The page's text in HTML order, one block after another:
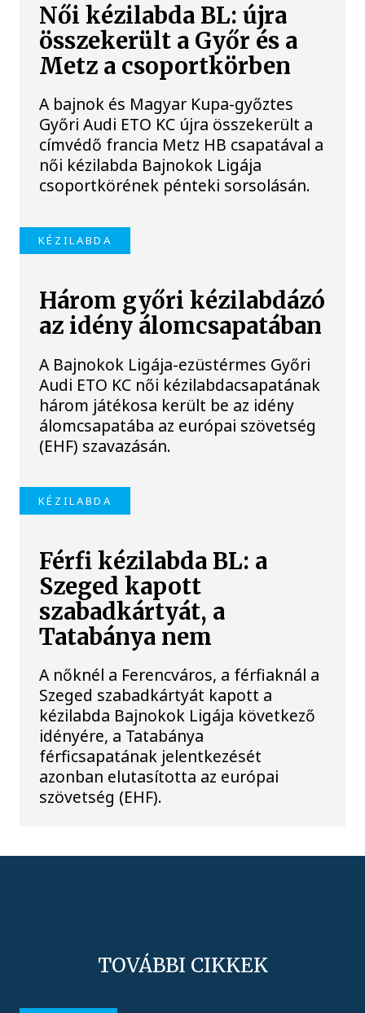
Női kézilabda BL: újra
összekerült a Győr és a
Metz a csoportkörben
A bajnok és Magyar Kupa-győztes
Győri Audi ETO KC újra összekerült a
címvédő francia Metz HB csapatával a
női kézilabda Bajnokok Ligája
csoportkörének pénteki sorsolásán.
KÉZILABDA
Három győri kézilabdázó
az idény álomcsapatában
A Bajnokok Ligája-ezüstérmes Győri
Audi ETO KC női kézilabdacsapatának
három játékosa került be az idény
álomcsapatába az európai szövetség
(EHF) szavazásán.
KÉZILABDA
Férfi kézilabda BL: a
Szeged kapott
szabadkártyát, a
Tatabánya nem
A nőknél a Ferencváros, a férfiaknál a
Szeged szabadkártyát kapott a
kézilabda Bajnokok Ligája következő
idényére, a Tatabánya
férficsapatának jelentkezését
azonban elutasította az európai
szövetség (EHF).
TOVÁBBI CIKKEK